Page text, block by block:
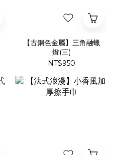
【古銅色金屬】三角融蠟
燈(三)
NT$950